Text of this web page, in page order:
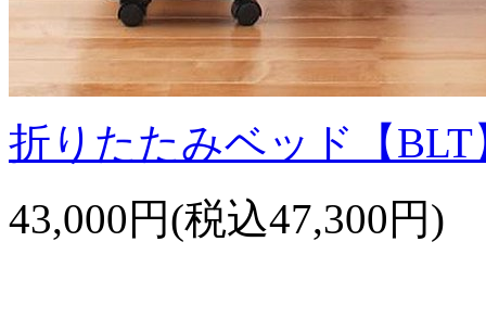
折りたたみベッド【
43,000円(税込47,300円)